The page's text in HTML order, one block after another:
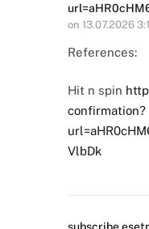
on 13.07.2026
References:
Hit n spin
confirmation?
VlbDk